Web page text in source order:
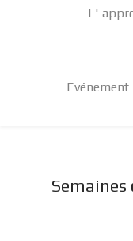
L'
Evénement
Semaines